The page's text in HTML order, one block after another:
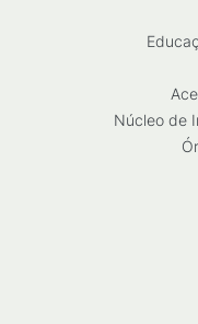
Núcleo de